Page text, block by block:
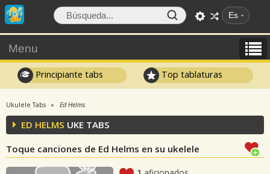
Es
Menu
Principiante tabs Top tablaturas
Ukulele Tabs Ed Helms
ED HELMS UKE TABS
Toque canciones de Ed Helms en su ukelele